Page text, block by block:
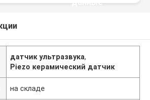
датчик ультразвука,
Piezo керамический датчик
на складе